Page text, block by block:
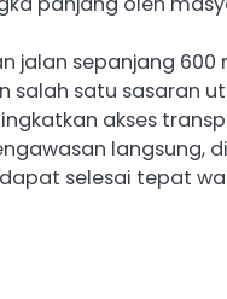
jalan sepanjang 600
salah satu sasaran
akses
langsung,
selesai tepat